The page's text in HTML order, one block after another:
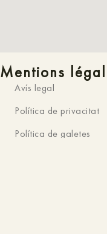
Mentions
Avís legal
Política de privacitat
Política de galetes